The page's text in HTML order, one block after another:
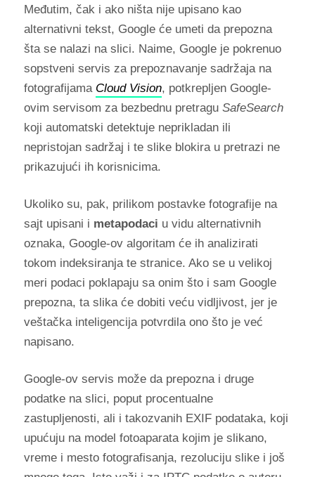
Međutim, čak i ako ništa nije upisano kao
alternativni tekst, Google će umeti da prepozna
šta se nalazi na slici. Naime, Google je pokrenuo
sopstveni servis za prepoznavanje sadržaja na
fotografijama Cloud Vision, potkrepljen Google-
ovim servisom za bezbednu pretragu SafeSearch
koji automatski detektuje neprikladan ili
nepristojan sadržaj i te slike blokira u pretrazi ne
prikazujući ih korisnicima.
Ukoliko su, pak, prilikom postavke fotografije na
sajt upisani i metapodaci u vidu alternativnih
oznaka, Google-ov algoritam će ih analizirati
tokom indeksiranja te stranice. Ako se u velikoj
meri podaci poklapaju sa onim što i sam Google
prepozna, ta slika će dobiti veću vidljivost, jer je
veštačka inteligencija potvrdila ono što je već
napisano.
Google-ov servis može da prepozna i druge
podatke na slici, poput procentualne
zastupljenosti, ali i takozvanih EXIF podataka, koji
upućuju na model fotoaparata kojim je slikano,
vreme i mesto fotografisanja, rezoluciju slike i još